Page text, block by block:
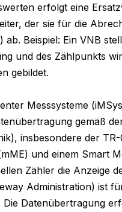
erfolgt eine
der sie für die
ab. Beispiel: Ein VNB
und des Zählpunkts
gebildet.
Messsysteme
gemäß
insbesondere der
und einem Smart
Zähler die Anzeige
Administration) ist
Die Datenübertragung